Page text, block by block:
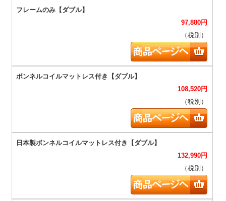
97,880円
（税別）
108,520円
（税別）
132,990円
（税別）